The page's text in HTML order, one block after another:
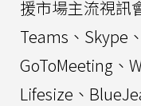
援市場主流視訊
Teams、Skype
GoToMeeting、
Lifesize、